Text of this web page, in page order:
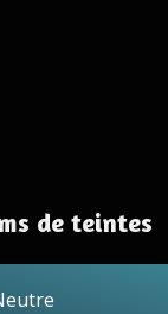
de teintes